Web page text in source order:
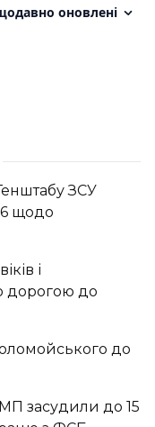
ЗСУ
щодо
і
дорогою до
до
засудили до 15